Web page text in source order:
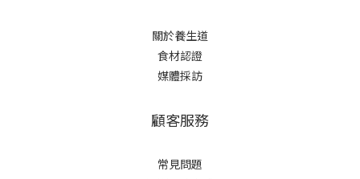
關於養生道
食材認證
媒體採訪
顧客服務
常見問題